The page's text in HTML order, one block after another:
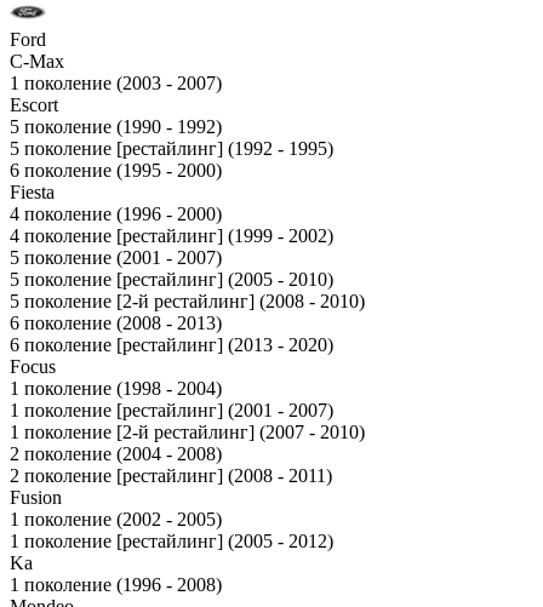
Ford
C-Max
1 поколение (2003 - 2007)
Escort
5 поколение (1990 - 1992)
5 поколение [рестайлинг] (1992 - 1995)
6 поколение (1995 - 2000)
Fiesta
4 поколение (1996 - 2000)
4 поколение [рестайлинг] (1999 - 2002)
5 поколение (2001 - 2007)
5 поколение [рестайлинг] (2005 - 2010)
5 поколение [2-й рестайлинг] (2008 - 2010)
6 поколение (2008 - 2013)
6 поколение [рестайлинг] (2013 - 2020)
Focus
1 поколение (1998 - 2004)
1 поколение [рестайлинг] (2001 - 2007)
1 поколение [2-й рестайлинг] (2007 - 2010)
2 поколение (2004 - 2008)
2 поколение [рестайлинг] (2008 - 2011)
Fusion
1 поколение (2002 - 2005)
1 поколение [рестайлинг] (2005 - 2012)
Ka
1 поколение (1996 - 2008)